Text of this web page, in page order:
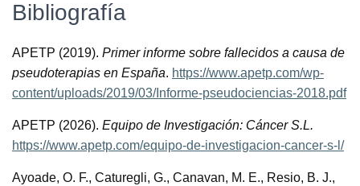
Bibliografía
APETP (2019). Primer informe sobre fallecidos a causa de
pseudoterapias en España. https://www.apetp.com/wp-
content/uploads/2019/03/Informe-pseudociencias-2018.pdf
APETP (2026). Equipo de Investigación: Cáncer S.L.
https://www.apetp.com/equipo-de-investigacion-cancer-s-l/
Ayoade, O. F., Caturegli, G., Canavan, M. E., Resio, B. J.,